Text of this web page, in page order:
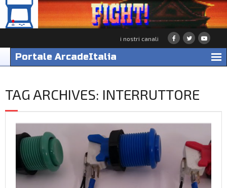
Skip
content
i nostri canali
Portale ArcadeItalia
TAG ARCHIVES: INTERRUTTORE